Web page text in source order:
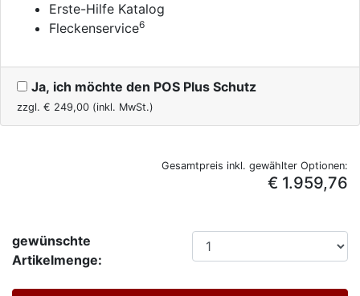
Erste-Hilfe Katalog
Fleckenservice6
Ja, ich möchte den POS Plus Schutz
zzgl. € 249,00 (inkl. MwSt.)
Gesamtpreis inkl. gewählter Optionen:
€ 1.959,76
gewünschte
Artikelmenge: